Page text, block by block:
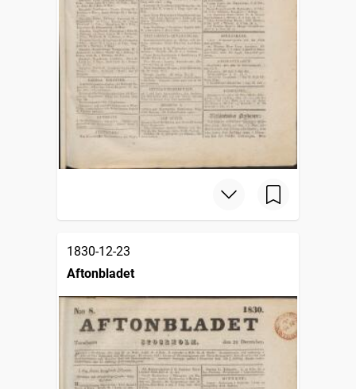
1830-12-23
Aftonbladet